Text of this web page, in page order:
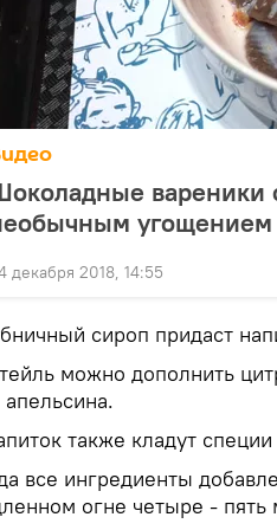
вареники
угощением
декабря 2018, 14:55
сироп придаст
можно дополнить
также кладут
все ингредиенты
огне четыре - пять